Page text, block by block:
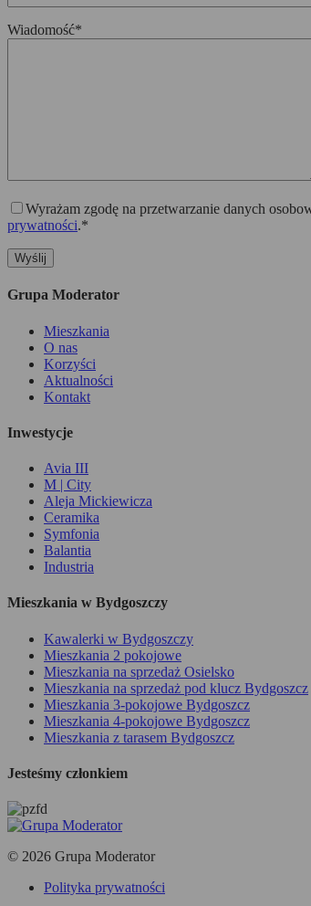
Wiadomość*
Wyrażam zgodę na przetwarzanie danych
prywatności.*
Grupa Moderator
Mieszkania
O nas
Korzyści
Aktualności
Kontakt
Inwestycje
Avia III
M | City
Aleja Mickiewicza
Ceramika
Symfonia
Balantia
Industria
Mieszkania w Bydgoszczy
Kawalerki w Bydgoszczy
Mieszkania 2 pokojowe
Mieszkania na sprzedaż Osielsko
Mieszkania na sprzedaż pod klucz Bydgoszcz
Mieszkania 3-pokojowe Bydgoszcz
Mieszkania 4-pokojowe Bydgoszcz
Mieszkania z tarasem Bydgoszcz
Jesteśmy członkiem
© 2026 Grupa Moderator
Polityka prywatności